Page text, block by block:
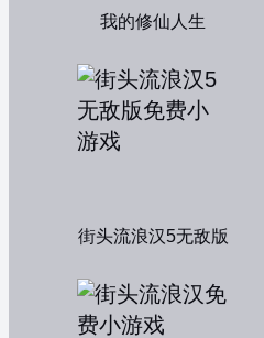
我的修仙人生
街头流浪汉5无敌版